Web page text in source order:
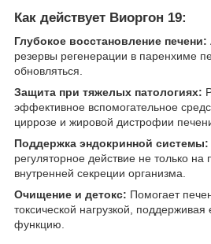
Как действует Виоргон 19:
Глубокое восстановление печени:
резервы регенерации в паренхиме
обновляться.
Защита при тяжелых патологиях:
эффективное вспомогательное
циррозе и жировой дистрофии
Поддержка эндокринной системы:
регуляторное действие не только
внутренней секреции организма.
Очищение и детокс: Помогает
токсической нагрузкой,
функцию.